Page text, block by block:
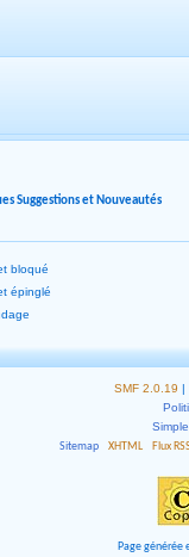
Suggestions et Nouveautés
bloqué
épinglé
SMF 2.0.19 |
Sitemap
XHTML Flux
Page générée